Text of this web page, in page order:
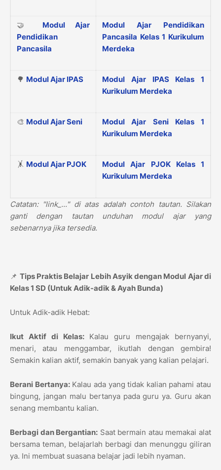
🤝 Modul Ajar
Pendidikan
Pancasila
Modul Ajar Pendidikan
Pancasila Kelas 1 Kurikulum
Merdeka
🌳 Modul Ajar IPAS
Modul Ajar IPAS Kelas 1
Kurikulum Merdeka
🎨 Modul Ajar Seni
Modul Ajar Seni Kelas 1
Kurikulum Merdeka
🤸 Modul Ajar PJOK
Modul Ajar PJOK Kelas 1
Kurikulum Merdeka
Catatan: "link_..." di atas adalah contoh tautan. Silakan
ganti dengan tautan unduhan modul ajar yang
sebenarnya jika tersedia.
📌 Tips Praktis Belajar Lebih Asyik dengan Modul Ajar di
Kelas 1 SD (Untuk Adik-adik & Ayah Bunda)
Untuk Adik-adik Hebat:
Ikut Aktif di Kelas:Kalau guru mengajak bernyanyi,
menari, atau menggambar, ikutlah dengan gembira!
Semakin kalian aktif, semakin banyak yang kalian pelajari.
Berani Bertanya:Kalau ada yang tidak kalian pahami atau
bingung, jangan malu bertanya pada guru ya. Guru akan
senang membantu kalian.
Berbagi dan Bergantian: Saat bermain atau memakai alat
bersama teman, belajarlah berbagi dan menunggu giliran
ya. Ini membuat suasana belajar jadi lebih nyaman.